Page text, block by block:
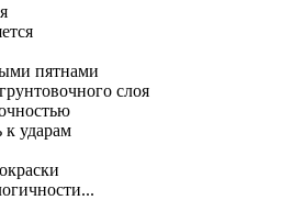
пятнами
слоя
к ударам